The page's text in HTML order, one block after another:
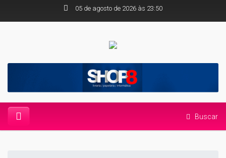
05 de agosto de 2026 às 23:50
Buscar